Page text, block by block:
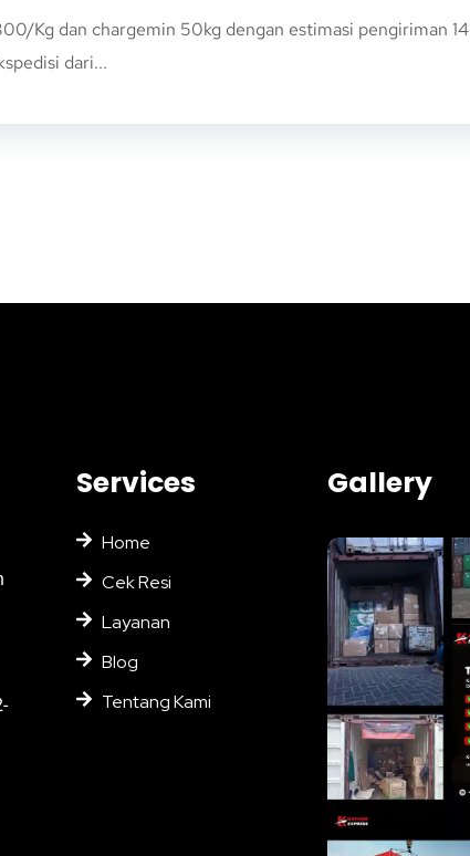
Kg dan chargemin 50kg dengan estimasi pengiriman
dari...
Services
Home
Cek Resi
Layanan
Blog
Tentang Kami
Gallery